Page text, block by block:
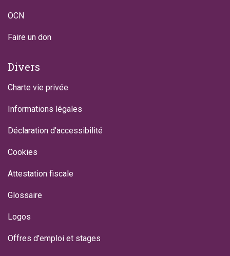
OCN
Faire un don
Divers
Charte vie privée
Informations légales
Déclaration d'accessibilité
Cookies
Attestation fiscale
Glossaire
Logos
Offres d'emploi et stages